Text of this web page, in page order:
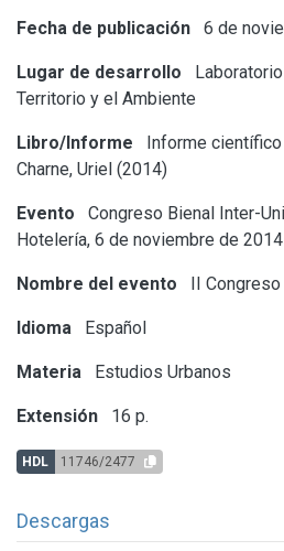
Fecha de publicación 6 de
Lugar de desarrollo
Territorio y el Ambiente
Libro/Informe
Informe
Charne, Uriel (2014)
Evento
Congreso Bienal Inter-
Hotelería, 6 de noviembre de
Nombre del evento II Congreso
Idioma Español
Materia Estudios Urbanos
Extensión 16 p.
HDL 11746/2477
Descargas